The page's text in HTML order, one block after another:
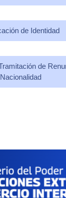
de Identidad
de
Nacionalidad